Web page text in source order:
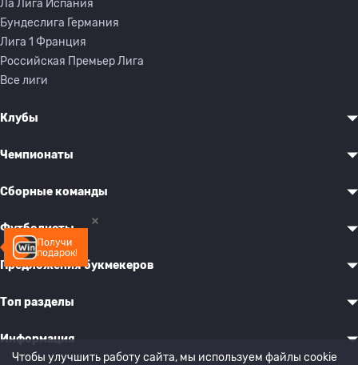
Получи
подарок!
Ла Лига Испания
Бундеслига Германия
Лига 1 Франция
Российская Премьер Лига
Все лиги
Клубы
Чемпионаты
Сборные команды
Футболисты
Предложения букмекеров
Топ разделы
Информация
Чтобы улучшить работу сайта, мы используем файлы cookie